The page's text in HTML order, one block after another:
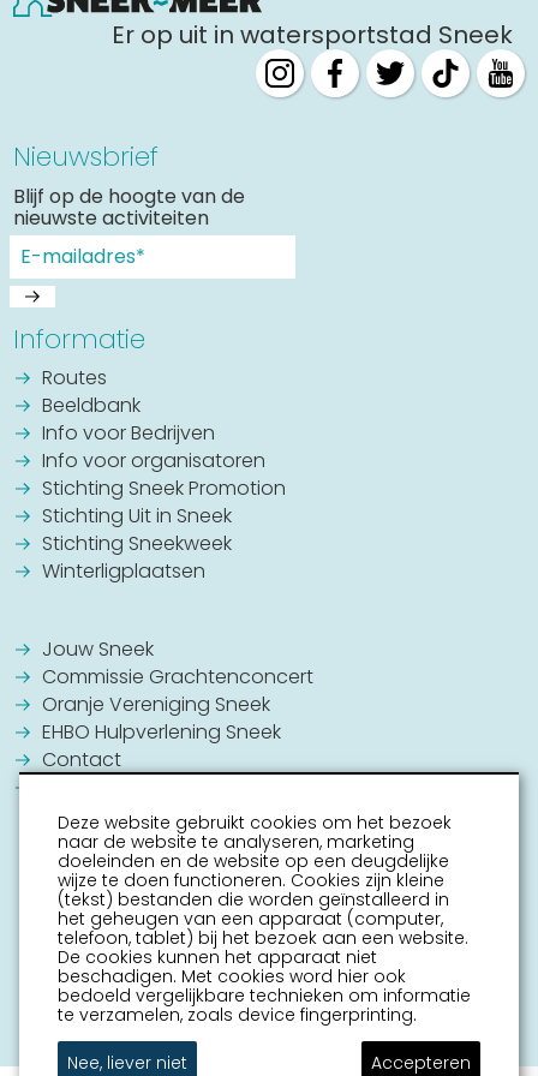
Uitgaan in Sneek
Citygame Escapegame Sneek
De leukste routes
Interactieve plattegrond van Sneek
Winkelen in Sneek
Bootverhuur
Er op uit in watersportstad Sneek
Nieuwsbrief
Blijf op de hoogte van de
nieuwste activiteiten
Informatie
Routes
Beeldbank
Info voor Bedrijven
Info voor organisatoren
Stichting Sneek Promotion
Stichting Uit in Sneek
Stichting Sneekweek
Winterligplaatsen
Jouw Sneek
Commissie Grachtenconcert
Oranje Vereniging Sneek
EHBO Hulpverlening Sneek
Contact
Deze website gebruikt cookies om het bezoek
naar de website te analyseren, marketing
doeleinden en de website op een deugdelijke
wijze te doen functioneren. Cookies zijn kleine
(tekst) bestanden die worden geïnstalleerd in
het geheugen van een apparaat (computer,
telefoon, tablet) bij het bezoek aan een website.
De cookies kunnen het apparaat niet
beschadigen. Met cookies word hier ook
bedoeld vergelijkbare technieken om informatie
te verzamelen, zoals device fingerprinting.
Nee, liever niet
Accepteren